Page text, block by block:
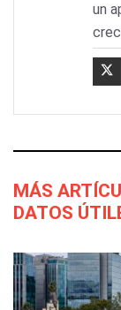
un
MÁS
DATOS